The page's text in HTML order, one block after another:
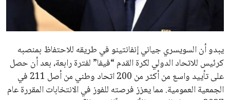
مستثمر هندي بريطاني يسعى لامتلاك حصة
عمر إبراهيم 22 يوليو 2026
تحقق من قهوتك المغشوشة 7 علامات تدل
على جودتها قبل أول رشفة